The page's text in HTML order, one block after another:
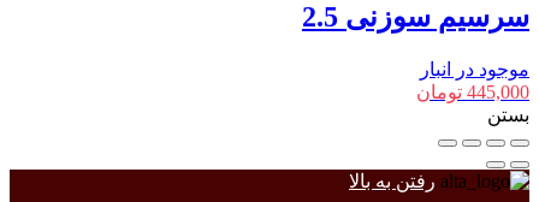
سرسیم سوزنی 2.5
موجود در انبار
445,000 تومان
بستن
رفتن به بالا